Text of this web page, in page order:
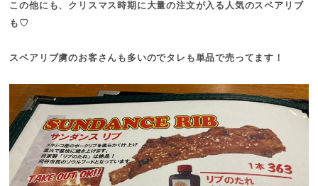
この他にも、クリスマス時期に大量の注文が入る人気のスペアリブ
も♡
スペアリブ虜のお客さんも多いのでタレも単品で売ってます！